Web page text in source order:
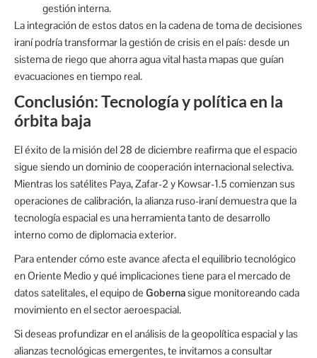
gestión interna.
La integración de estos datos en la cadena de toma de decisiones
iraní podría transformar la gestión de crisis en el país: desde un
sistema de riego que ahorra agua vital hasta mapas que guían
evacuaciones en tiempo real.
Conclusión: Tecnología y política en la
órbita baja
El éxito de la misión del 28 de diciembre reafirma que el espacio
sigue siendo un dominio de cooperación internacional selectiva.
Mientras los satélites Paya, Zafar-2 y Kowsar-1.5 comienzan sus
operaciones de calibración, la alianza ruso-iraní demuestra que la
tecnología espacial es una herramienta tanto de desarrollo
interno como de diplomacia exterior.
Para entender cómo este avance afecta el equilibrio tecnológico
en Oriente Medio y qué implicaciones tiene para el mercado de
datos satelitales, el equipo de Gobernasigue monitoreando cada
movimiento en el sector aeroespacial.
Si deseas profundizar en el análisis de la geopolítica espacial y las
alianzas tecnológicas emergentes, te invitamos a consultar